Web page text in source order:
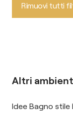
Rimuovi tutti
Altri
Idee Bagno